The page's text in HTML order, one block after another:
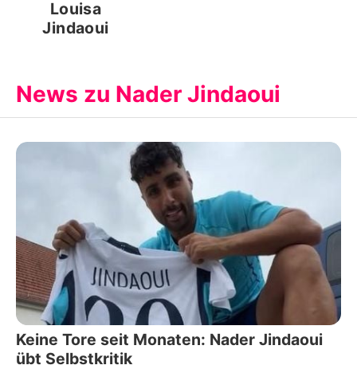
Louisa
Jindaoui
News zu Nader Jindaoui
Keine Tore seit Monaten: Nader Jindaoui
übt Selbstkritik